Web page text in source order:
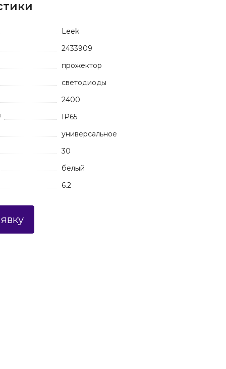
Leek
2433909
прожектор
светодиоды
2400
IP65
универсальное
30
белый
6.2